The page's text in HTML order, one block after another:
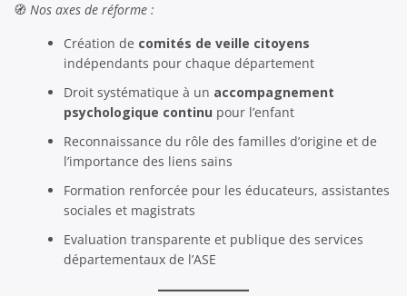
🧭 Nos axes de réforme :
Création de comités de veille citoyens
indépendants pour chaque département
Droit systématique à un accompagnement
psychologique continu pour l’enfant
Reconnaissance du rôle des familles d’origine et de
l’importance des liens sains
Formation renforcée pour les éducateurs, assistantes
sociales et magistrats
Evaluation transparente et publique des services
départementaux de l’ASE